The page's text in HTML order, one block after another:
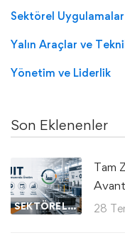
Sektörel Uygulamalar
Yalın Araçlar ve
Yönetim ve Liderlik
Son Eklenenler
SEKTÖREL UYGULAMALAR
Tam
28